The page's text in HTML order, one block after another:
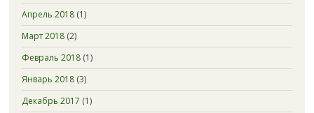
Апрель 2018(1)
Март 2018(2)
Февраль 2018(1)
Январь 2018(3)
Декабрь 2017 (1)